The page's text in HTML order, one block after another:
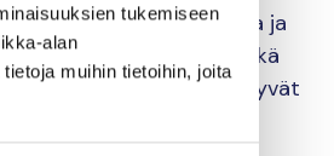
tukemiseen
alan
muihin tietoihin, joita
tuloksellisia ja
suojelutoimia sekä
että meren tarinat välittyvät